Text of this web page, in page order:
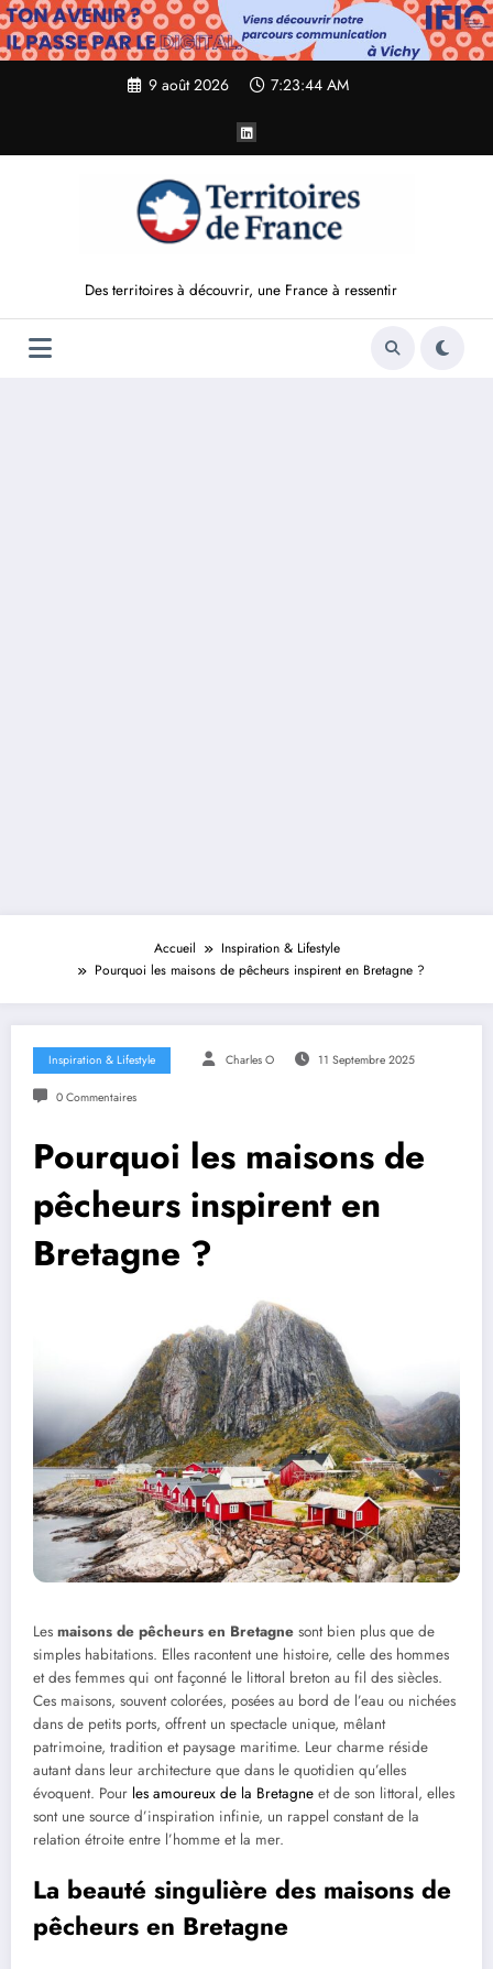
Aller
au
contenu
9 août 2026 7:23:45 AM
Des territoires à découvrir, une France à ressentir
Accueil
Inspiration & Lifestyle
Pourquoi les maisons de pêcheurs inspirent en Bretagne ?
Inspiration & Lifestyle Charles O 11 Septembre 2025
0 Commentaires
Pourquoi les maisons de
pêcheurs inspirent en
Bretagne ?
Les maisons de pêcheurs en Bretagne sont bien plus que de
simples habitations. Elles racontent une histoire, celle des hommes
et des femmes qui ont façonné le littoral breton au fil des siècles.
Ces maisons, souvent colorées, posées au bord de l’eau ou nichées
dans de petits ports, offrent un spectacle unique, mêlant
patrimoine, tradition et paysage maritime. Leur charme réside
autant dans leur architecture que dans le quotidien qu’elles
évoquent. Pour les amoureux de la Bretagne et de son littoral, elles
sont une source d’inspiration infinie, un rappel constant de la
relation étroite entre l’homme et la mer.
La beauté singulière des maisons de
pêcheurs en Bretagne